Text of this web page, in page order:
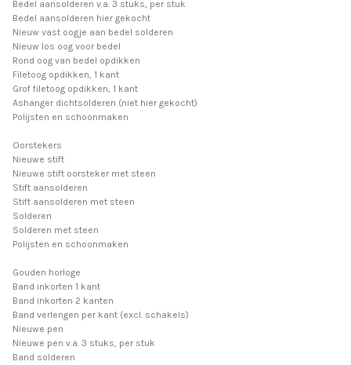
Bedel aansolderen v.a. 3 stuks, per stuk
Bedel aansolderen hier gekocht
Nieuw vast oogje aan bedel solderen
Nieuw los oog voor bedel
Rond oog van bedel opdikken
Filetoog opdikken, 1 kant
Grof filetoog opdikken, 1 kant
Ashanger dichtsolderen (niet hier gekocht)
Polijsten en schoonmaken
Oorstekers
Nieuwe stift
Nieuwe stift oorsteker met steen
Stift aansolderen
Stift aansolderen met steen
Solderen
Solderen met steen
Polijsten en schoonmaken
Gouden horloge
Band inkorten 1 kant
Band inkorten 2 kanten
Band verlengen per kant (excl. schakels)
Nieuwe pen
Nieuwe pen v.a. 3 stuks, per stuk
Band solderen